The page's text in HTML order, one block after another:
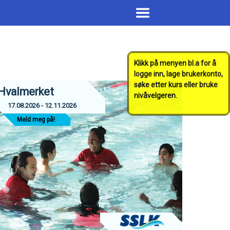
Klikk på menyen bl.a for å
logge inn, lage brukerkonto,
søke etter kurs eller bruke
nivåvelgeren.
17.08.2026 - 12.11.2026
Meld meg på!